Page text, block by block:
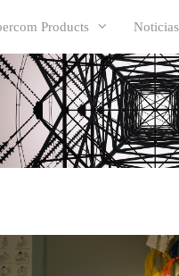
Products Noticias